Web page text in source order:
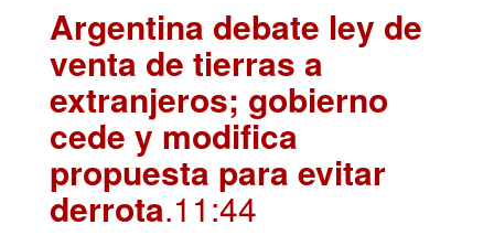
Argentina debate ley de
venta de tierras a
extranjeros; gobierno
cede y modifica
propuesta para evitar
derrota.11:44